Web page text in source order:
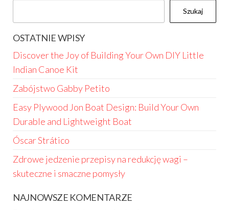
Szukaj
OSTATNIE WPISY
Discover the Joy of Building Your Own DIY Little
Indian Canoe Kit
Zabójstwo Gabby Petito
Easy Plywood Jon Boat Design: Build Your Own
Durable and Lightweight Boat
Óscar Strático
Zdrowe jedzenie przepisy na redukcję wagi –
skuteczne i smaczne pomysły
NAJNOWSZE KOMENTARZE